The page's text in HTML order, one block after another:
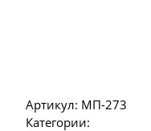
Артикул: МП-273
Категории: